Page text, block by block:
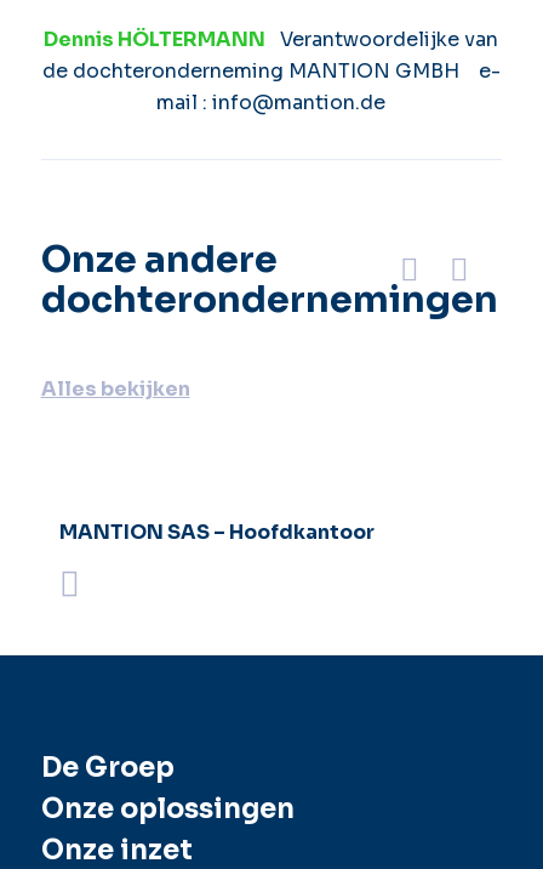
Dennis HÖLTERMANNVerantwoordelijke van
de dochteronderneming MANTION GMBH e-
mail : info@mantion.de
Onze andere
dochterondernemingen
Alles bekijken
Précédent
Suivant
MANTION SAS – Hoofdkantoor
De Groep
Onze oplossingen
Onze inzet